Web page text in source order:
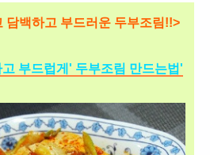
담백하고 부드러운 두부조림!!>
고 부드럽게' 두부조림 만드는법'